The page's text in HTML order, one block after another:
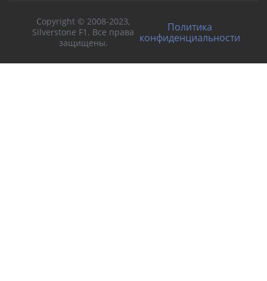
Copyright © 2008-2023,
Silverstone F1. Все права
защищены.
Политика
конфиденциальности